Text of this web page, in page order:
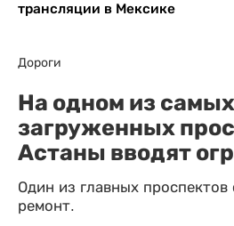
трансляции в Мексике
Дороги
На одном из самых
загруженных
Астаны вводят
Один из главных
ремонт.